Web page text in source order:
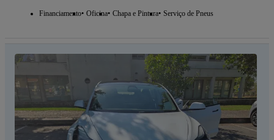
Financiamento Oficina Chapa e Pintura Serviço de Pneus